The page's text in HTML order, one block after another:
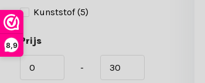
8,9
Kunststof(5)
Prijs
-